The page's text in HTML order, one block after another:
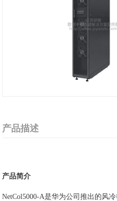
产品描述
产品简介
NetCol5000-A是华为公司推出的风